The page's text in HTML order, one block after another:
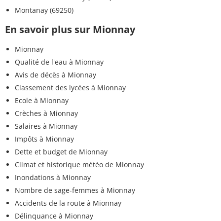
Montanay (69250)
En savoir plus sur Mionnay
Mionnay
Qualité de l'eau à Mionnay
Avis de décès à Mionnay
Classement des lycées à Mionnay
Ecole à Mionnay
Crèches à Mionnay
Salaires à Mionnay
Impôts à Mionnay
Dette et budget de Mionnay
Climat et historique météo de Mionnay
Inondations à Mionnay
Nombre de sage-femmes à Mionnay
Accidents de la route à Mionnay
Délinquance à Mionnay